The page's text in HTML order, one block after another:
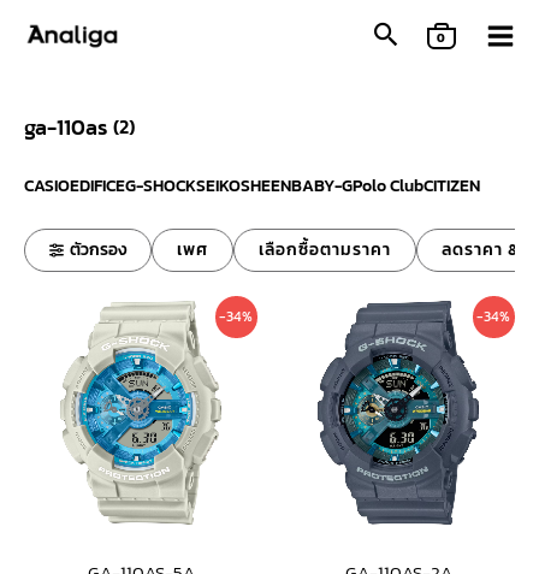
0
ga-110as (2)
CASIOEDIFICEG-SHOCKSEIKOSHEENBABY-GPolo ClubCITIZEN
ตัวกรอง เพศ เลือกซื้อตามราคา ลดราคา &
-34%
Original
price
was:
6,000 ฿.
Current
price
-34%
Original
price
was:
6,000 ฿.
price